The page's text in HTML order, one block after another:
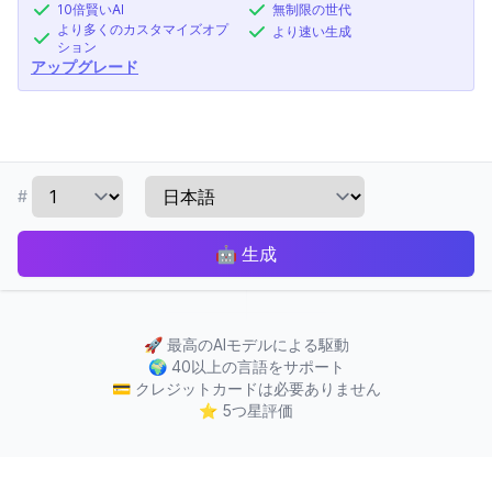
10倍賢いAI
より多くのカスタマイズオプ
ション
無制限の世代
より速い生成
アップグレード
#
🤖 生成
🚀 最高のAIモデルによる駆動
🌍 40以上の言語をサポート
💳 クレジットカードは必要ありません
⭐ 5つ星評価